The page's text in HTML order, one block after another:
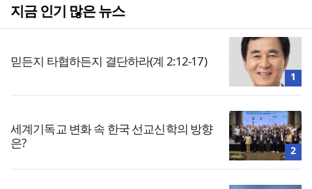
지금 인기 많은 뉴스
믿든지 타협하든지 결단하라(계 2:12-17)
1
세계기독교 변화 속 한국 선교신학의 방향
은?
2